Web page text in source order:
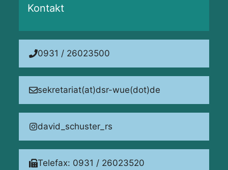
Kontakt
0931 / 26023500
sekretariat(at)dsr-wue(dot)de
david_schuster_rs
Telefax: 0931 / 26023520